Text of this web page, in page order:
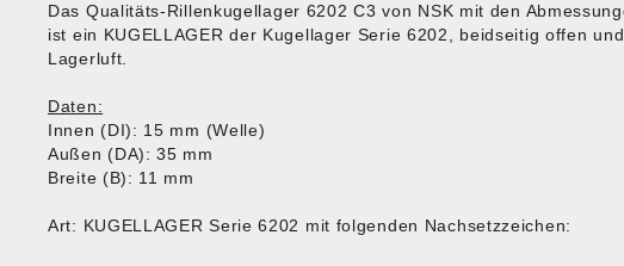
Das Qualitäts-Rillenkugellager 6202 C3 von NSK mit den
ist ein KUGELLAGER der Kugellager Serie 6202, beidseitig offen
Lagerluft.
Daten:
Innen (DI): 15 mm (Welle)
Außen (DA): 35 mm
Breite (B): 11 mm
Art: KUGELLAGER Serie 6202 mit folgenden Nachsetzzeichen: